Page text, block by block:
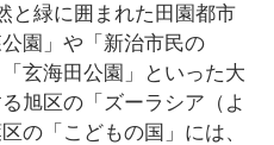
と緑に囲まれた田園都市
園」や「新治市民の
玄海田公園」といった大
旭区の「ズーラシア（よ
の「こどもの国」には、